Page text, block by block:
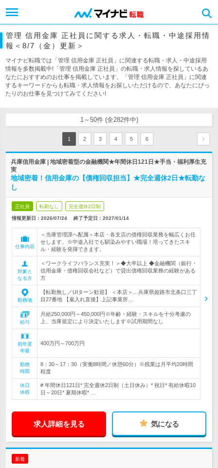
管理 信用金庫 正社員に関する求人・転職・中途採用情
報＜8/7（金）更新＞
マイナビ転職では「管理 信用金庫 正社員」に関連する転職・求人・中途採用
情報を多数掲載中!「管理 信用金庫 正社員」の転職・求人情報を探しているあ
なたにおすすめのお仕事を掲載しています。「管理 信用金庫 正社員」に関連
するキーワードからも転職・求人情報をお探しいただけるので、あなたにぴっ
たりのお仕事を見つけてみてください!
1～50件 (全282件中)
1 2 3 4 5 6
兵庫信用金庫 | 地域密着型の金融機関★年間休日121日★手当・福利厚生充
実
地域密着！信用金庫の【債権回収担当】★完全週休2日★転勤な
し
正社員 転勤なし 完全週休2日制
情報更新日：2026/07/24 終了予定日： 2027/01/14
仕事内容
＜当庫管理課へ配属＞本店・各支店の債権回収業務を幅広くお任
せします。※中途入社でも馴染みやすい職場！培ってきたスキ
ル・経験を発揮できます。
対象と
なる方
＜ワークライフバランス充実！＞◆大卒以上 ◆金融機関（銀行・
信用金庫・債権回収会社など）で貸出債権回収業務の経験がある
方
勤務地
【転勤無し／UIターン歓迎】 ＜本店＞…兵庫県姫路市北条口三丁
目27番地 【雇入れ直後】上記事業所…
給与
月給250,000円～450,000円※年齢・経験・スキルを十分考慮の
上、当庫規定により決定いたします※試用期間なし
初年度
年収
400万円～700万円
勤務
時間
8：30～17：30（実働8時間／休憩60分）※残業は月平均20時間
程度
休日
休暇
# 年間休日121日* 完全週休2日制（土日休み）* 祝日* 有給休暇10
日～20日* 夏期休暇* …
求人詳細を見る 気になる
新着